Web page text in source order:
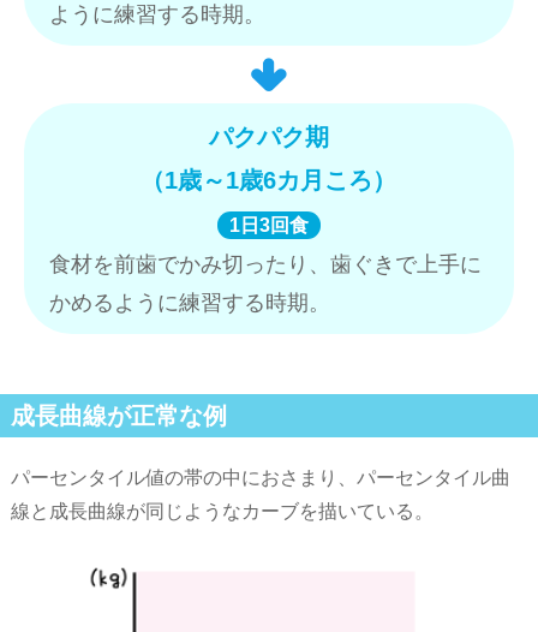
ように練習する時期。
パクパク期
（1歳～1歳6カ月ころ）
1日3回食
食材を前歯でかみ切ったり、歯ぐきで上手に
かめるように練習する時期。
成長曲線が正常な例
パーセンタイル値の帯の中におさまり、パーセンタイル曲
線と成長曲線が同じようなカーブを描いている。